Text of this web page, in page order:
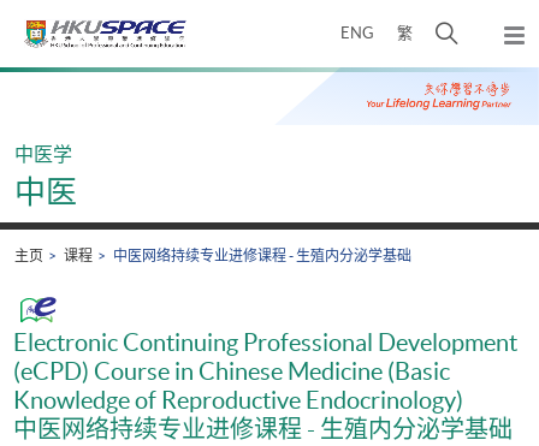
ENG 繁
开
搜
寻
弹
出
主
Main
中医学
中医
主页 课程 中医网络持续专业进修课程 - 生殖内分泌学基础
Electronic Continuing Professional Development
(eCPD) Course in Chinese Medicine (Basic
Knowledge of Reproductive Endocrinology)
中医网络持续专业进修课程 - 生殖内分泌学基础